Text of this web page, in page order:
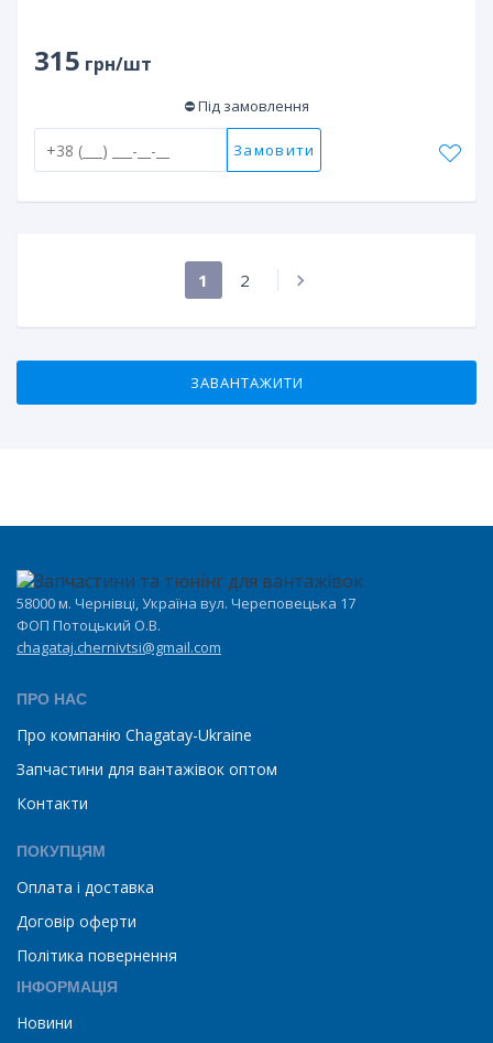
315 грн/шт
⛔ Під замовлення
Замовити
1 2
ЗАВАНТАЖИТИ
58000 м. Чернівці, Україна вул. Череповецька 17
ФОП Потоцький О.В.
chagataj.chernivtsi@gmail.com
ПРО НАС
Про компанію Chagatay-Ukraine
Запчастини для вантажівок оптом
Контакти
ПОКУПЦЯМ
Оплата і доставка
Договір оферти
Політика повернення
ІНФОРМАЦІЯ
Новини